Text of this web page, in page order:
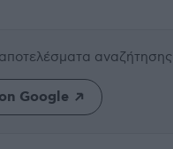
αναζήτησης
Google